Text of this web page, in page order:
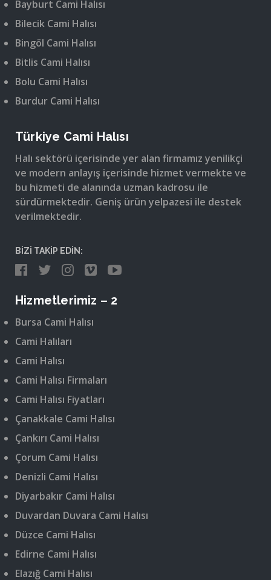
Bayburt Cami Halısı
Bilecik Cami Halısı
Bingöl Cami Halısı
Bitlis Cami Halısı
Bolu Cami Halısı
Burdur Cami Halısı
Türkiye Cami Halısı
Halı sektörü içerisinde yer alan firmamız yenilikçi
ve modern anlayış içerisinde hizmet vermekte ve
bu hizmeti de alanında uzman kadrosu ile
sürdürmektedir. Geniş ürün yelpazesi ile destek
verilmektedir.
BİZİ TAKİP EDİN:
Hizmetlerimiz – 2
Bursa Cami Halısı
Cami Halıları
Cami Halısı
Cami Halısı Firmaları
Cami Halısı Fiyatları
Çanakkale Cami Halısı
Çankırı Cami Halısı
Çorum Cami Halısı
Denizli Cami Halısı
Diyarbakır Cami Halısı
Duvardan Duvara Cami Halısı
Düzce Cami Halısı
Edirne Cami Halısı
Elazığ Cami Halısı